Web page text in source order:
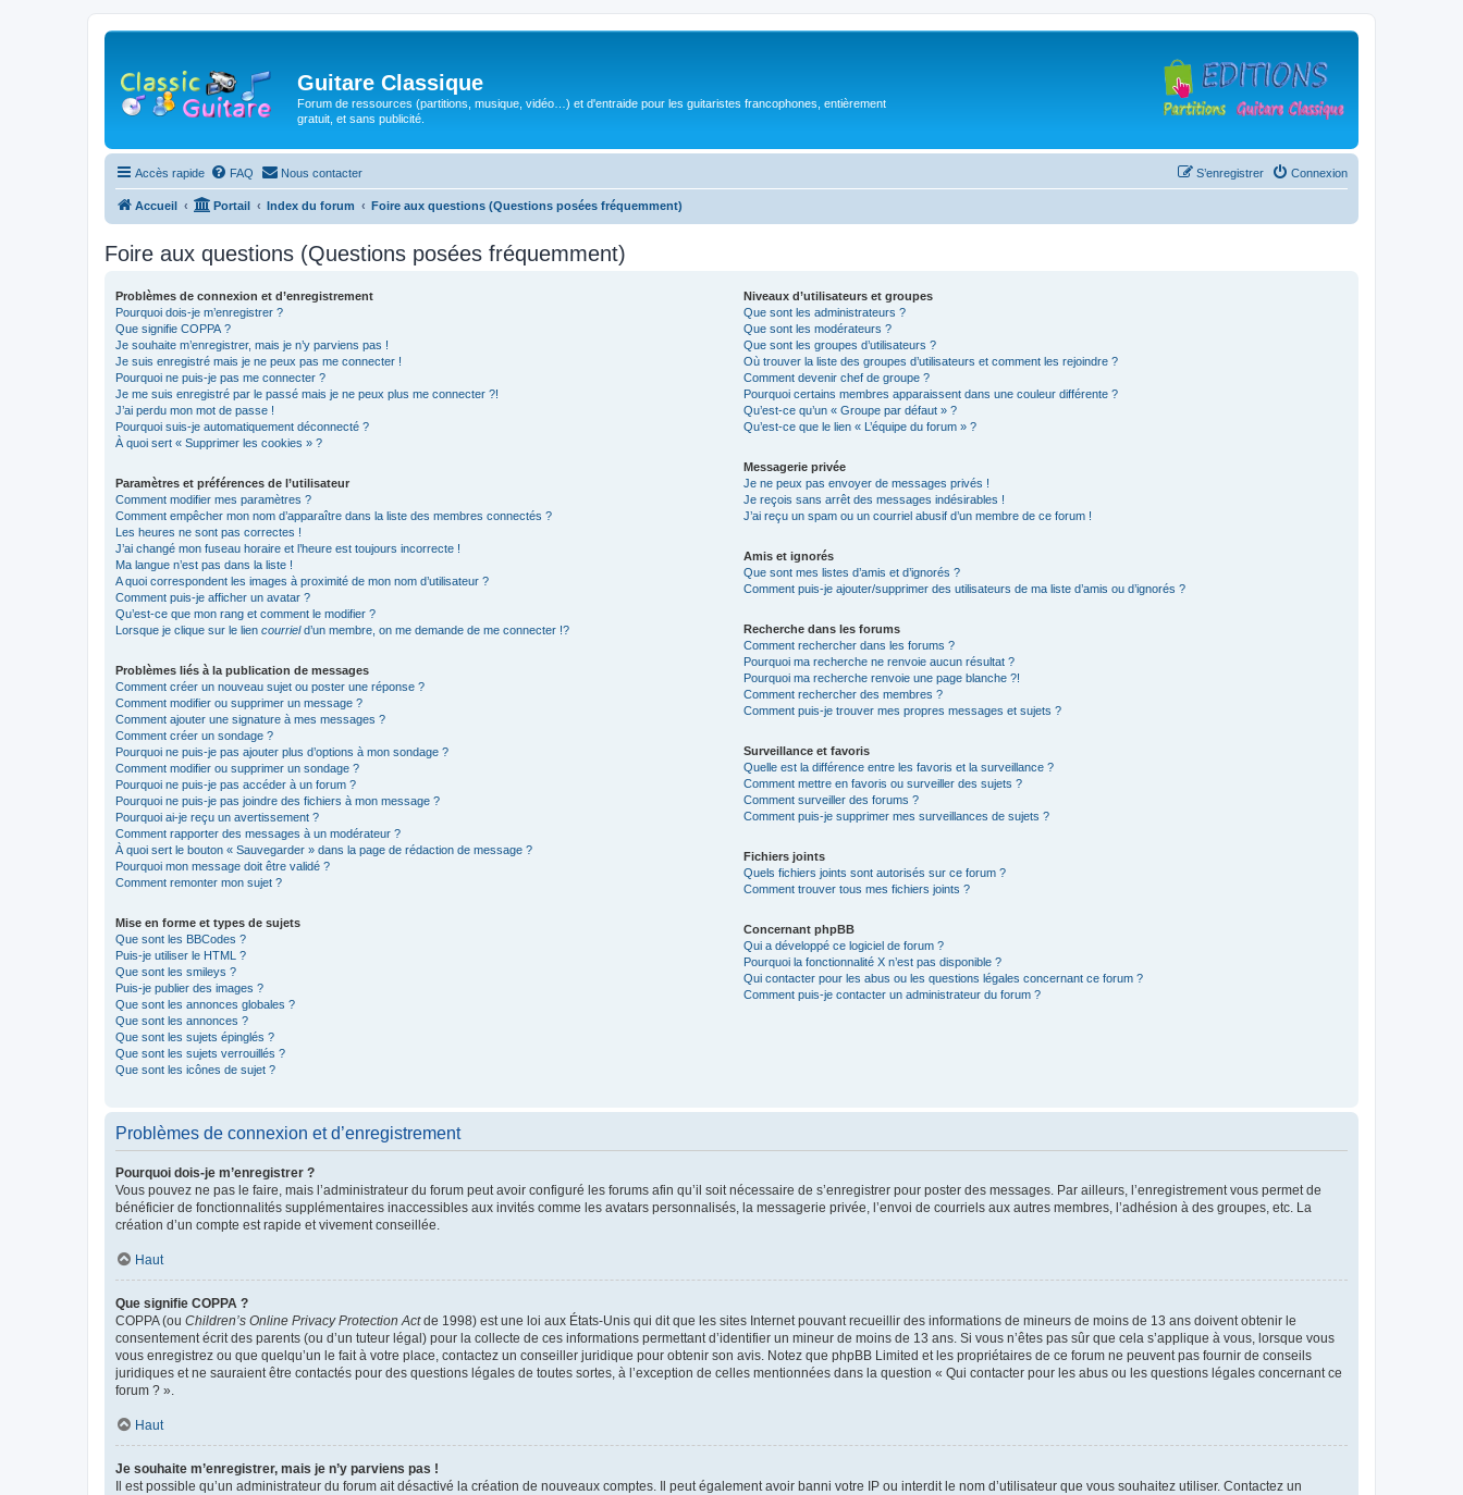
Guitare Classique
Forum de ressources (partitions, musique, vidéo…) et d'entraide pour les guitaristes francophones, entièrement
gratuit, et sans publicité.
Accès rapide FAQ Nous contacter Connexion
S’enregistrer
Accueil Portail Index du forum Foire aux questions (Questions posées fréquemment)
Foire aux questions (Questions posées fréquemment)
Problèmes de connexion et d’enregistrement
Pourquoi dois-je m’enregistrer ?
Que signifie COPPA ?
Je souhaite m’enregistrer, mais je n’y parviens pas !
Je suis enregistré mais je ne peux pas me connecter !
Pourquoi ne puis-je pas me connecter ?
Je me suis enregistré par le passé mais je ne peux plus me connecter ?!
J’ai perdu mon mot de passe !
Pourquoi suis-je automatiquement déconnecté ?
À quoi sert « Supprimer les cookies » ?
Paramètres et préférences de l’utilisateur
Comment modifier mes paramètres ?
Comment empêcher mon nom d’apparaître dans la liste des membres connectés ?
Les heures ne sont pas correctes !
J’ai changé mon fuseau horaire et l’heure est toujours incorrecte !
Ma langue n’est pas dans la liste !
A quoi correspondent les images à proximité de mon nom d’utilisateur ?
Comment puis-je afficher un avatar ?
Qu’est-ce que mon rang et comment le modifier ?
Lorsque je clique sur le lien courrield’un membre, on me demande de me connecter !?
Problèmes liés à la publication de messages
Comment créer un nouveau sujet ou poster une réponse ?
Comment modifier ou supprimer un message ?
Comment ajouter une signature à mes messages ?
Comment créer un sondage ?
Pourquoi ne puis-je pas ajouter plus d’options à mon sondage ?
Comment modifier ou supprimer un sondage ?
Pourquoi ne puis-je pas accéder à un forum ?
Pourquoi ne puis-je pas joindre des fichiers à mon message ?
Pourquoi ai-je reçu un avertissement ?
Comment rapporter des messages à un modérateur ?
À quoi sert le bouton « Sauvegarder » dans la page de rédaction de message ?
Pourquoi mon message doit être validé ?
Comment remonter mon sujet ?
Mise en forme et types de sujets
Que sont les BBCodes ?
Puis-je utiliser le HTML ?
Que sont les smileys ?
Puis-je publier des images ?
Que sont les annonces globales ?
Que sont les annonces ?
Que sont les sujets épinglés ?
Que sont les sujets verrouillés ?
Que sont les icônes de sujet ?
Niveaux d’utilisateurs et groupes
Que sont les administrateurs ?
Que sont les modérateurs ?
Que sont les groupes d’utilisateurs ?
Où trouver la liste des groupes d’utilisateurs et comment les rejoindre ?
Comment devenir chef de groupe ?
Pourquoi certains membres apparaissent dans une couleur différente ?
Qu’est-ce qu’un « Groupe par défaut » ?
Qu’est-ce que le lien « L’équipe du forum » ?
Messagerie privée
Je ne peux pas envoyer de messages privés !
Je reçois sans arrêt des messages indésirables !
J’ai reçu un spam ou un courriel abusif d’un membre de ce forum !
Amis et ignorés
Que sont mes listes d’amis et d’ignorés ?
Comment puis-je ajouter/supprimer des utilisateurs de ma liste d’amis ou d’ignorés ?
Recherche dans les forums
Comment rechercher dans les forums ?
Pourquoi ma recherche ne renvoie aucun résultat ?
Pourquoi ma recherche renvoie une page blanche ?!
Comment rechercher des membres ?
Comment puis-je trouver mes propres messages et sujets ?
Surveillance et favoris
Quelle est la différence entre les favoris et la surveillance ?
Comment mettre en favoris ou surveiller des sujets ?
Comment surveiller des forums ?
Comment puis-je supprimer mes surveillances de sujets ?
Fichiers joints
Quels fichiers joints sont autorisés sur ce forum ?
Comment trouver tous mes fichiers joints ?
Concernant phpBB
Qui a développé ce logiciel de forum ?
Pourquoi la fonctionnalité X n’est pas disponible ?
Qui contacter pour les abus ou les questions légales concernant ce forum ?
Comment puis-je contacter un administrateur du forum ?
Problèmes de connexion et d’enregistrement
Pourquoi dois-je m’enregistrer ?
Vous pouvez ne pas le faire, mais l’administrateur du forum peut avoir configuré les forums afin qu’il soit nécessaire de s’enregistrer pour poster des messages. Par ailleurs, l’enregistrement vous permet de
bénéficier de fonctionnalités supplémentaires inaccessibles aux invités comme les avatars personnalisés, la messagerie privée, l’envoi de courriels aux autres membres, l’adhésion à des groupes, etc. La
création d’un compte est rapide et vivement conseillée.
Haut
Que signifie COPPA ?
COPPA (ou Children’s Online Privacy Protection Actde 1998) est une loi aux États-Unis qui dit que les sites Internet pouvant recueillir des informations de mineurs de moins de 13 ans doivent obtenir le
consentement écrit des parents (ou d’un tuteur légal) pour la collecte de ces informations permettant d’identifier un mineur de moins de 13 ans. Si vous n’êtes pas sûr que cela s’applique à vous, lorsque vous
vous enregistrez ou que quelqu’un le fait à votre place, contactez un conseiller juridique pour obtenir son avis. Notez que phpBB Limited et les propriétaires de ce forum ne peuvent pas fournir de conseils
juridiques et ne sauraient être contactés pour des questions légales de toutes sortes, à l’exception de celles mentionnées dans la question « Qui contacter pour les abus ou les questions légales concernant ce
forum ? ».
Haut
Je souhaite m’enregistrer, mais je n’y parviens pas !
Il est possible qu’un administrateur du forum ait désactivé la création de nouveaux comptes. Il peut également avoir banni votre IP ou interdit le nom d’utilisateur que vous souhaitez utiliser. Contactez un